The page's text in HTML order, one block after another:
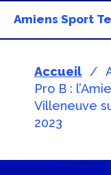
Amiens Sport
Accueil
Pro B :
Villeneuve
2023